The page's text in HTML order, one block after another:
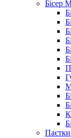
Бісер
Паєтки